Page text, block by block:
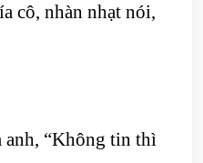
cô, nhàn nhạt nói,
“Không tin thì